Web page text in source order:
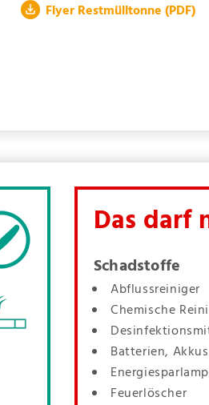
Flyer Restmülltonne(PDF)
Das darf
Schadstoffe
Abflussreiniger
Chemische
Batterien, Akkus
Feuerlöscher